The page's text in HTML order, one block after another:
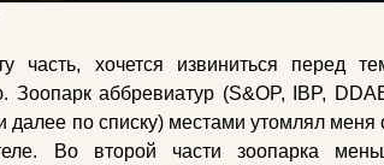
часть, хочется извиниться перед
Зоопарк аббревиатур (S&OP, IBP,
далее по списку) местами утомлял меня
Во второй части зоопарка